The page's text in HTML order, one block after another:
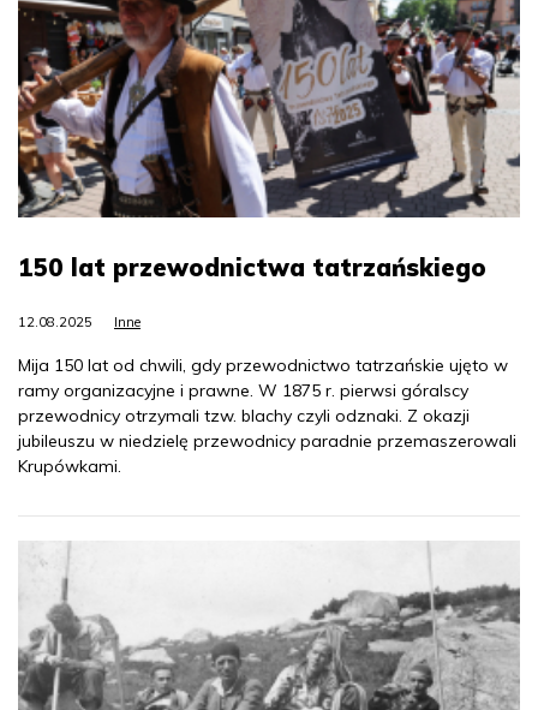
150 lat przewodnictwa tatrzańskiego
12.08.2025 Inne
Mija 150 lat od chwili, gdy przewodnictwo tatrzańskie ujęto w
ramy organizacyjne i prawne. W 1875 r. pierwsi góralscy
przewodnicy otrzymali tzw. blachy czyli odznaki. Z okazji
jubileuszu w niedzielę przewodnicy paradnie przemaszerowali
Krupówkami.